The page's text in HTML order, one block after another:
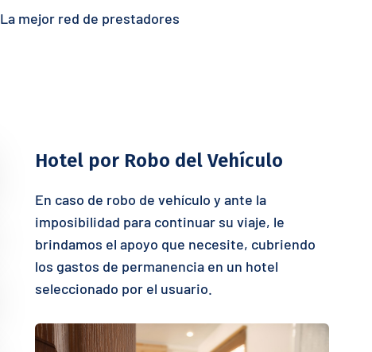
La mejor red de prestadores
Hotel por Robo del Vehículo
En caso de robo de vehículo y ante la
imposibilidad para continuar su viaje, le
brindamos el apoyo que necesite, cubriendo
los gastos de permanencia en un hotel
seleccionado por el usuario.